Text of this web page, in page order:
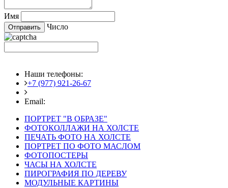
Имя
Число
Наши телефоны:
+7 (977) 921-26-67
Email:
ПОРТРЕТ "В ОБРАЗЕ"
ФОТОКОЛЛАЖИ НА ХОЛСТЕ
ПЕЧАТЬ ФОТО НА ХОЛСТЕ
ПОРТРЕТ ПО ФОТО МАСЛОМ
ФОТОПОСТЕРЫ
ЧАСЫ НА ХОЛСТЕ
ПИРОГРАФИЯ ПО ДЕРЕВУ
МОДУЛЬНЫЕ КАРТИНЫ